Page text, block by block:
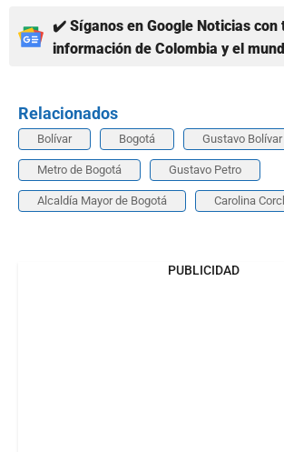
✔️ Síganos en Google Noticias con
información de Colombia y el
Relacionados
Bolívar Bogotá Gustavo Bolívar
Metro de Bogotá Gustavo Petro
Alcaldía Mayor de Bogotá Carolina
PUBLICIDAD